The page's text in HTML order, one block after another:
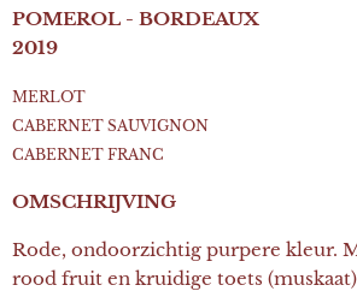
POMEROL - BORDEAUX
2019
MERLOT
CABERNET SAUVIGNON
CABERNET FRANC
OMSCHRIJVING
Rode, ondoorzichtig purpere kleur.
rood fruit en kruidige toets